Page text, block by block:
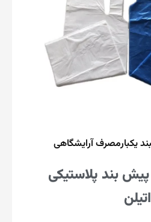
یکبارمصرف آرایشگاهی
بند پلاستیکی